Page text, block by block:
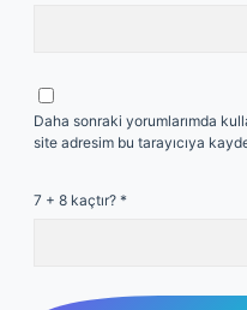
Daha sonraki yorumlarımda
site adresim bu tarayıcıya
7 + 8 kaçtır? *